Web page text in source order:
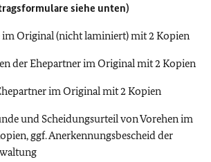
siehe unten)
Original (nicht laminiert) mit 2 Kopien
der Ehepartner im Original mit 2 Kopien
im Original mit 2 Kopien
und Scheidungsurteil von Vorehen im
ggf. Anerkennungsbescheid der